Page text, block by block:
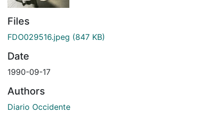
Files
FDO029516.jpeg (847 KB)
Date
1990-09-17
Authors
Diario Occidente